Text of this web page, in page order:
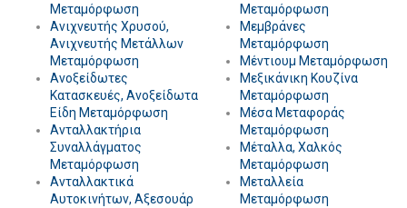
Μεταμόρφωση
Ανιχνευτής Χρυσού,
Ανιχνευτής Μετάλλων
Μεταμόρφωση
Ανοξείδωτες
Κατασκευές, Ανοξείδωτα
Είδη Μεταμόρφωση
Ανταλλακτήρια
Συναλλάγματος
Μεταμόρφωση
Ανταλλακτικά
Αυτοκινήτων, Αξεσουάρ
Μεταμόρφωση
Μεμβράνες
Μεταμόρφωση
Μέντιουμ Μεταμόρφωση
Μεξικάνικη Κουζίνα
Μεταμόρφωση
Μέσα Μεταφοράς
Μεταμόρφωση
Μέταλλα, Χαλκός
Μεταμόρφωση
Μεταλλεία
Μεταμόρφωση